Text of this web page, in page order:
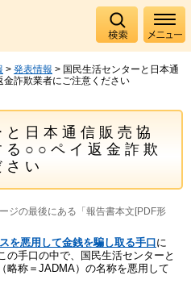
> 発表情報 > 国民生活センターと日本通
詐欺業者にご注意ください
日本通信販売協
る○○ペイ返金詐欺
い
ジの最後にある「報告書本文[PDF形
を悪用して金銭を騙し取る手口に
の手口の中で、国民生活センターと
略称＝JADMA）の名称を悪用して